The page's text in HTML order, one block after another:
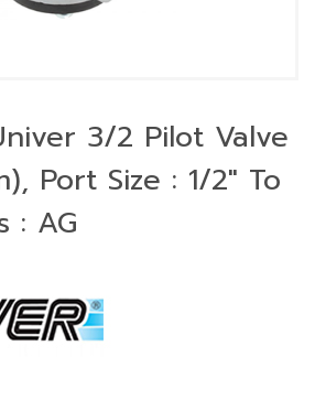
3/2 Pilot Valve
Port Size : 1/2″ To
: AG